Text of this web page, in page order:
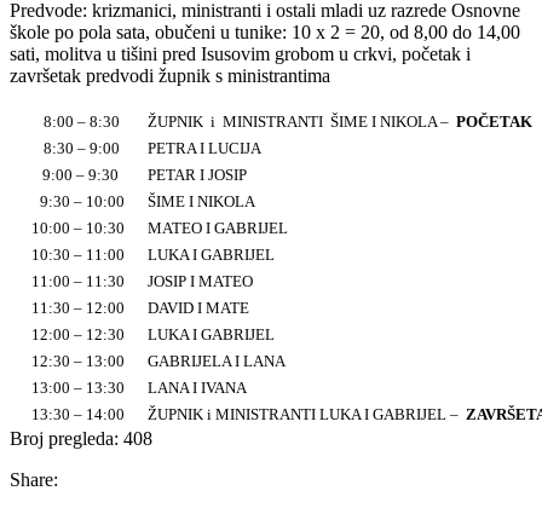
Predvode: krizmanici, ministranti i ostali mladi uz razrede Osnovne
škole po pola sata, obučeni u tunike: 10 x 2 = 20, od 8,00 do 14,00
sati, molitva u tišini pred Isusovim grobom u crkvi, početak i
završetak predvodi župnik s ministrantima
8:00 – 8:30 ŽUPNIK i MINISTRANTI ŠIME I NIKOLA –
8:30 – 9:00
PETRA I LUCIJA
9:00 – 9:30
PETAR I JOSIP
9:30 – 10:00
ŠIME I NIKOLA
10:00 – 10:30
MATEO I GABRIJEL
10:30 – 11:00
LUKA I GABRIJEL
11:00 – 11:30
JOSIP I MATEO
11:30 – 12:00
DAVID I MATE
12:00 – 12:30
LUKA I GABRIJEL
12:30 – 13:00
GABRIJELA I LANA
13:00 – 13:30
LANA I IVANA
13:30 – 14:00
ŽUPNIK i MINISTRANTI LUKA I GABRIJEL –
Broj pregleda: 408
Share: